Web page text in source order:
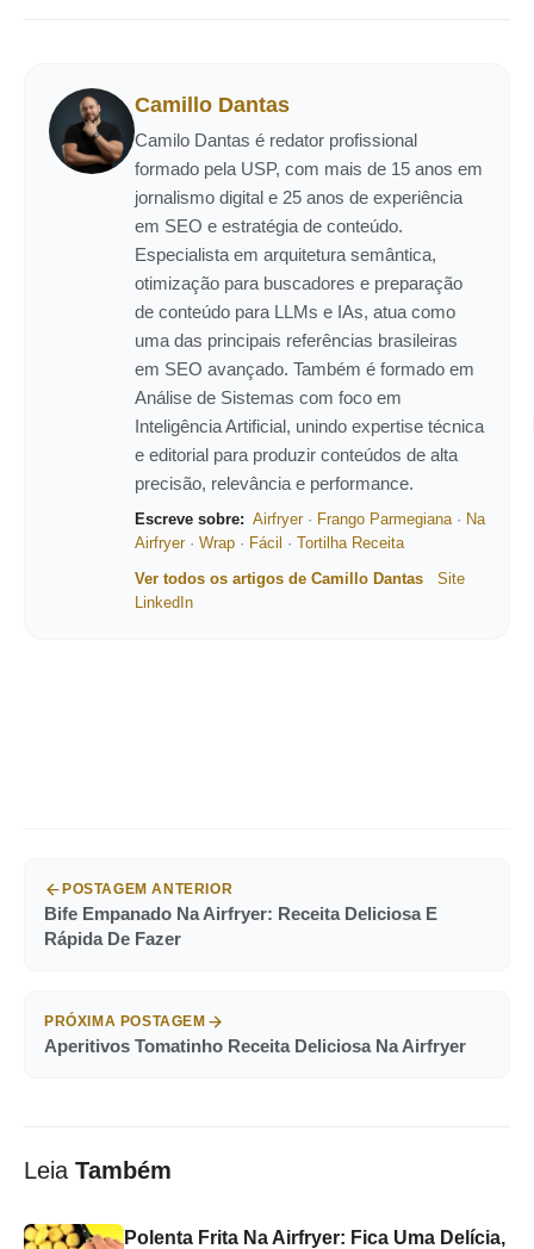
Camillo Dantas
Camilo Dantas é redator profissional
formado pela USP, com mais de 15 anos em
jornalismo digital e 25 anos de experiência
em SEO e estratégia de conteúdo.
Especialista em arquitetura semântica,
otimização para buscadores e preparação
de conteúdo para LLMs e IAs, atua como
uma das principais referências brasileiras
em SEO avançado. Também é formado em
Análise de Sistemas com foco em
Inteligência Artificial, unindo expertise técnica
e editorial para produzir conteúdos de alta
precisão, relevância e performance.
Escreve sobre: Airfryer· Frango Parmegiana · Na
Airfryer· Wrap · Fácil · Tortilha Receita
Ver todos os artigos de Camillo Dantas
Site
LinkedIn
POSTAGEM ANTERIOR
Bife Empanado Na Airfryer: Receita Deliciosa E
Rápida De Fazer
PRÓXIMA POSTAGEM
Aperitivos Tomatinho Receita Deliciosa Na Airfryer
Leia Também
Polenta Frita Na Airfryer: Fica Uma Delícia,